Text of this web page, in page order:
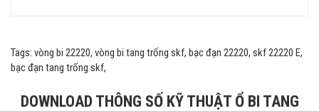
Tags: vòng bi 22220, vòng bi tang trống skf, bạc đạn 22220, skf 22220 E,
bạc đạn tang trống skf,
DOWNLOAD THÔNG SỐ KỸ THUẬT Ổ BI TANG